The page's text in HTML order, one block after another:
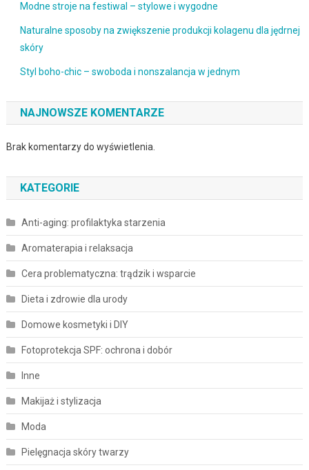
Modne stroje na festiwal – stylowe i wygodne
Naturalne sposoby na zwiększenie produkcji kolagenu dla jędrnej
skóry
Styl boho-chic – swoboda i nonszalancja w jednym
NAJNOWSZE KOMENTARZE
Brak komentarzy do wyświetlenia.
KATEGORIE
Anti-aging: profilaktyka starzenia
Aromaterapia i relaksacja
Cera problematyczna: trądzik i wsparcie
Dieta i zdrowie dla urody
Domowe kosmetyki i DIY
Fotoprotekcja SPF: ochrona i dobór
Inne
Makijaż i stylizacja
Moda
Pielęgnacja skóry twarzy